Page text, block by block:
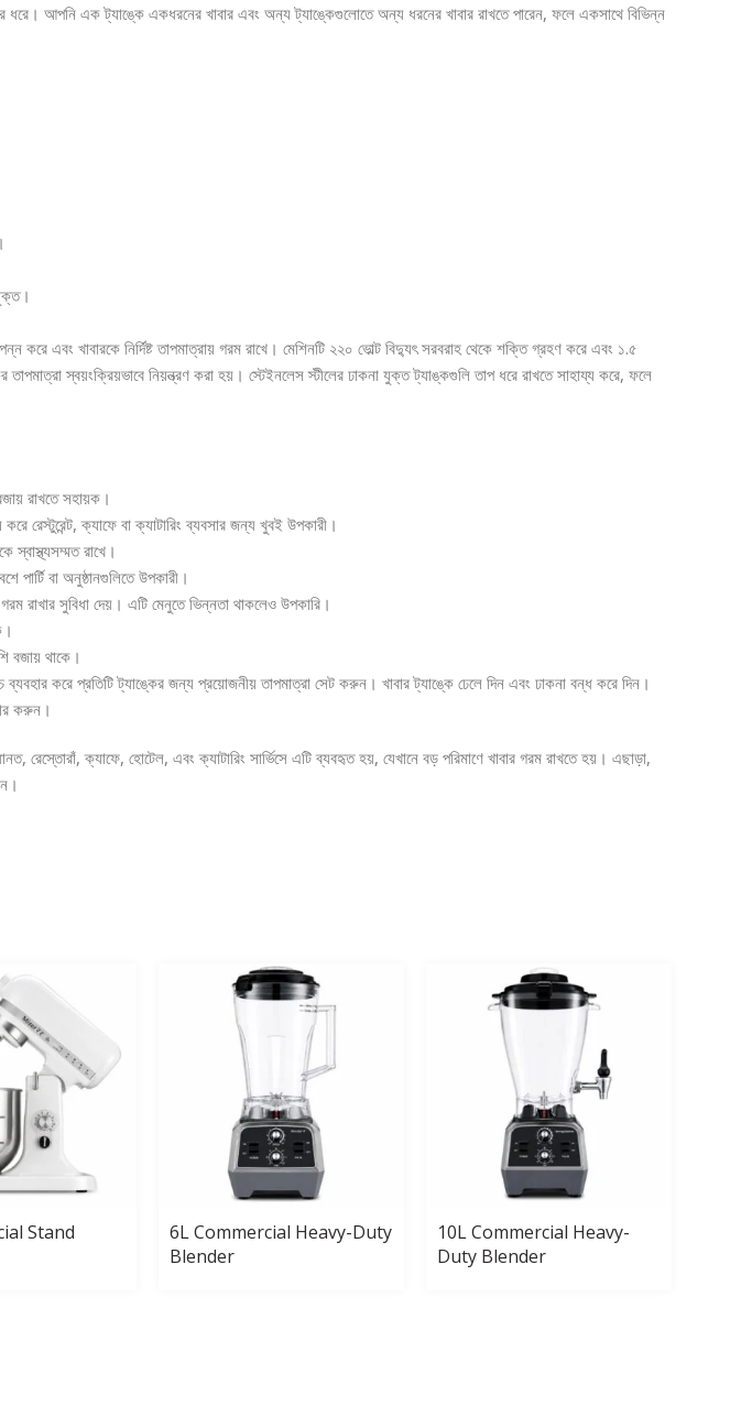
ধরে। আপনি এক ট্যাঙ্কে একধরনের খাবার এবং অন্য ট্যাঙ্কেগুলোতে অন্য ধরনের খাবার রাখতে পারেন, ফলে একসাথে বিভিন্ন
করে এবং খাবারকে নির্দিষ্ট তাপমাত্রায় গরম রাখে। মেশিনটি ২২০ ভোল্ট বিদ্যুৎ সরবরাহ থেকে শক্তি গ্রহণ করে এবং ১.৫
স্বয়ংক্রিয়ভাবে নিয়ন্ত্রণ করা হয়। স্টেইনলেস স্টীলের ঢাকনা যুক্ত ট্যাঙ্কগুলি তাপ ধরে রাখতে সাহায্য করে, ফলে
রাখতে সহায়ক।
রেস্টুরেন্ট, ক্যাফে বা ক্যাটারিং ব্যবসার জন্য খুবই উপকারী।
স্বাস্থ্যসম্মত রাখে।
পার্টি বা অনুষ্ঠানগুলিতে উপকারী।
রাখার সুবিধা দেয়। এটি মেনুতে ভিন্নতা থাকলেও উপকারি।
বজায় থাকে।
করে প্রতিটি ট্যাঙ্কের জন্য প্রয়োজনীয় তাপমাত্রা সেট করুন। খাবার ট্যাঙ্কে ঢেলে দিন এবং ঢাকনা বন্ধ করে দিন।
করুন।
রেস্তোরাঁ, ক্যাফে, হোটেল, এবং ক্যাটারিং সার্ভিসে এটি ব্যবহৃত হয়, যেখানে বড় পরিমাণে খাবার গরম রাখতে হয়। এছাড়া,
Stand
6L Commercial Heavy-Duty
Blender
10L Commercial Heavy-
Duty Blender